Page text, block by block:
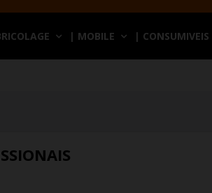
| MOBILE | CONSUMIVEIS